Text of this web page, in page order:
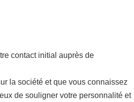
contact initial auprès de
la société et que vous connaissez
de souligner votre personnalité et